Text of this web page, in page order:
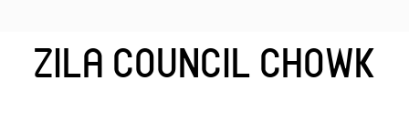
ZILA COUNCIL CHOWK